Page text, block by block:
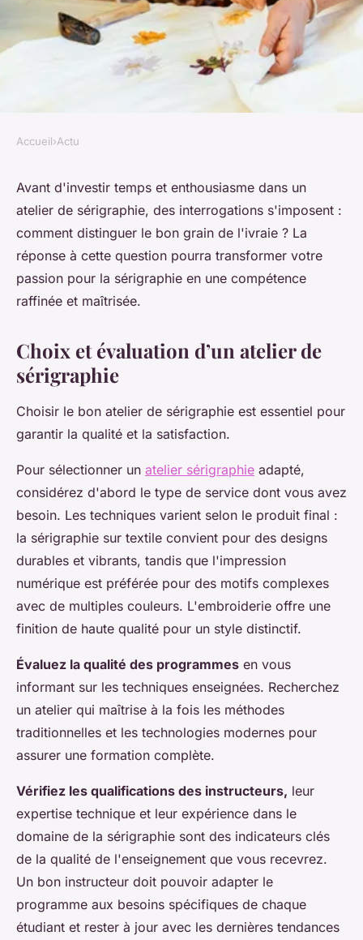
Les questions à poser avant de
s'inscrire à un atelier de
sérigraphie
Lucas•29 mars 2024•3 min de lecture
Accueil›Actu
Avant d'investir temps et enthousiasme dans un
atelier de sérigraphie, des interrogations s'imposent :
comment distinguer le bon grain de l'ivraie ? La
réponse à cette question pourra transformer votre
passion pour la sérigraphie en une compétence
raffinée et maîtrisée.
Choix et évaluation d’un atelier de
sérigraphie
Choisir le bon atelier de sérigraphie est essentiel pour
garantir la qualité et la satisfaction.
Pour sélectionner un atelier sérigraphie adapté,
considérez d'abord le type de service dont vous avez
besoin. Les techniques varient selon le produit final :
la sérigraphie sur textile convient pour des designs
durables et vibrants, tandis que l'impression
numérique est préférée pour des motifs complexes
avec de multiples couleurs. L'embroiderie offre une
finition de haute qualité pour un style distinctif.
Évaluez la qualité des programmes en vous
informant sur les techniques enseignées. Recherchez
un atelier qui maîtrise à la fois les méthodes
traditionnelles et les technologies modernes pour
assurer une formation complète.
Vérifiez les qualifications des instructeurs, leur
expertise technique et leur expérience dans le
domaine de la sérigraphie sont des indicateurs clés
de la qualité de l'enseignement que vous recevrez.
Un bon instructeur doit pouvoir adapter le
programme aux besoins spécifiques de chaque
étudiant et rester à jour avec les dernières tendances